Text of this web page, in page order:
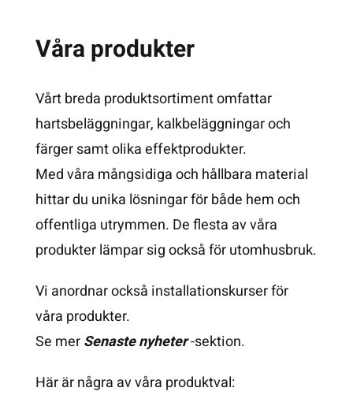
Våra produkter
Vårt breda produktsortiment omfattar
hartsbeläggningar, kalkbeläggningar och
färger samt olika effektprodukter.
Med våra mångsidiga och hållbara material
hittar du unika lösningar för både hem och
offentliga utrymmen. De flesta av våra
produkter lämpar sig också för utomhusbruk.
Vi anordnar också installationskurser för
våra produkter.
Se merSenaste nyheter-sektion.
Här är några av våra produktval: